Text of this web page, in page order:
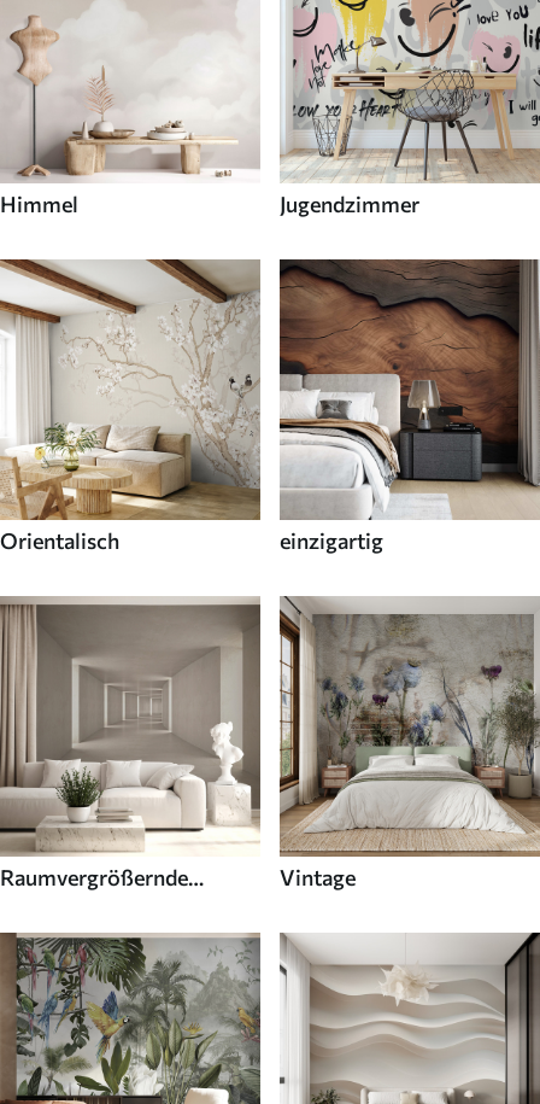
Himmel Jugendzimmer
Orientalisch einzigartig
Raumvergrößernde
Vintage